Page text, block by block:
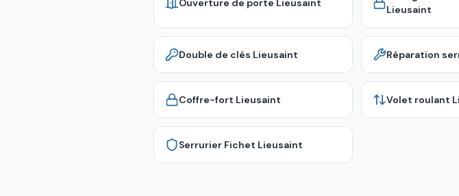
Ouverture de porte Lieusaint
Lieusaint
Double de clés Lieusaint Réparation
Coffre-fort Lieusaint Volet roulant
Serrurier Fichet Lieusaint